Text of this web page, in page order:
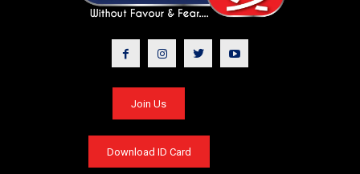
Join Us
Download ID Card